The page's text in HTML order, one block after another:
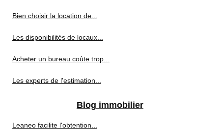
Bien choisir la location de...
Les disponibilités de locaux...
Acheter un bureau coûte trop...
Les experts de l'estimation...
Blog immobilier
Leaneo facilite l'obtention...